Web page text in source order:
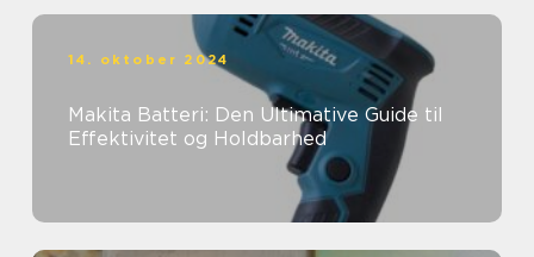
14. oktober 2024
Makita Batteri: Den Ultimative Guide til
Effektivitet og Holdbarhed